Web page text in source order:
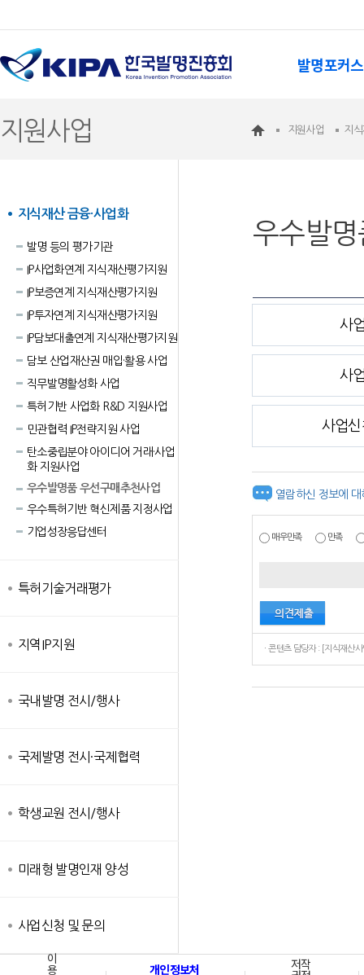
발명포커스
지원사업 지원사업 지
지식재산 금융·사업화
발명 등의 평가기관
IP사업화연계 지식재산평가지원
IP보증연계 지식재산평가지원
IP투자연계 지식재산평가지원
IP담보대출연계 지식재산평가지원
담보 산업재산권 매입·활용 사업
직무발명활성화 사업
특허기반 사업화 R&D 지원사업
민관협력 IP전략지원 사업
탄소중립분야 아이디어 거래·사업
화 지원사업
우수발명품 우선구매추천사업
우수특허기반 혁신제품 지정사업
기업성장응답센터
특허기술거래평가
지역IP지원
국내발명 전시/행사
국제발명 전시·국제협력
학생교원 전시/행사
미래형 발명인재 양성
사업신청 및 문의
우수발
사
사
사업
열람하신 정보에
매우만족 만족
이
용 개인정보처 저작